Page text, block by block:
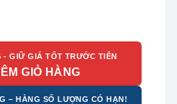
- GIỮ GIÁ TỐT TRƯỚC TIÊN
GIỎ HÀNG
– HÀNG SỐ LƯỢNG CÓ HẠN!